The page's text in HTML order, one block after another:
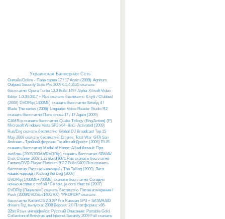
Украинская Баннерная Сеть
Онлайн/Online - Папе снова 17 / 17 Again (2009) Agnitum
Outpost Security Suite Pro 2009 6.5.4.2525 скачать
бесплатно Opera Turbo 10.0 Build 1497 Alpha Xilisoft Video
Editor 1.0.34.0417 + Rus скачать бесплатно Клуб / Clubbed
(2008) DVDRip(1400Mb) скачать бесплатно Блейд 4 /
Blade The series (2006) Linguatec Voice Reader Studio R2
скачать бесплатно Папе снова 17 / 17 Again (2009)
CAMRip скачать бесплатно Quake Trilogy (Eng/Action) {P}
Microsoft Windows Vista SP2 x64 -8in1- Activated (2009)
Rus/Eng скачать бесплатно Global DJ Broadcast Top 15
May 2009 скачать бесплатно Empire: Total War GTA San
Andreas - Тройной форсаж: Токийский Дрифт (2006) RUS
скачать бесплатно Medal of Honor: Allied Assault Про
любовь (2009/700Mb/DVDRip) скачать бесплатно SBMAV
Disk Cleaner 2009 3.33 Build 9071 Rus скачать бесплатно
FantasyDVD Player Platinum 9.7.2 Build 0409 Rus скачать
бесплатно Рассказывающий / The Telling (2009) Лето
наших надежд / Kicking the Dog (2009)
DVDRip(1400Mb+700Mb) скачать бесплатно Сегодня
ночью я сплю с тобой / Ce soir, je dors chez toi (2007)
DVDRip [Лицензия!] скачать бесплатно Пятое измерение /
Push (2009/DVDScr/1400/700) *PROPER* скачать
бесплатно KolibriOS 2.0 XP Pro Russian SP3 + SATA/RAID
drivers Год выпуска: 2008 Версия: 2.0 Платформа: x86-
32bit Язык интерфейса: Русский Описание: Portable Gold
Collection of Antivirus and Internet Security 2009 Full скачать